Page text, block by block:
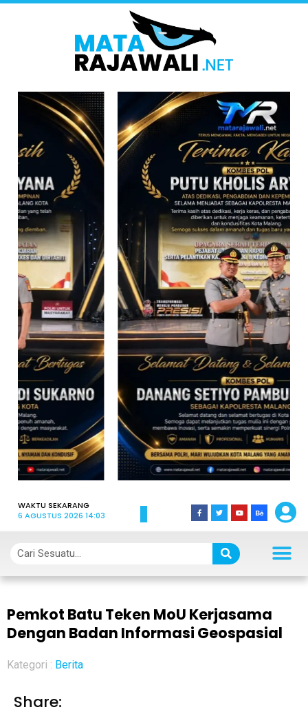
WAKTU SEKARANG
6 AGUSTUS 2026 14:03
Pemkot Batu Teken MoU Kerjasama
Dengan Badan Informasi Geospasial
Kategori : Berita
Share: